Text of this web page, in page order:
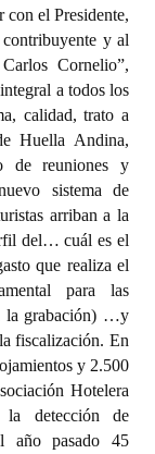
el Presidente,
y al
Cornelio”,
a todos los
calidad, trato a
Huella Andina,
de reuniones y
sistema de
arriban a la
del… cuál es el
que realiza el
para las
la grabación) …y
fiscalización. En
y 2.500
Hotelera
la detección de
año pasado 45